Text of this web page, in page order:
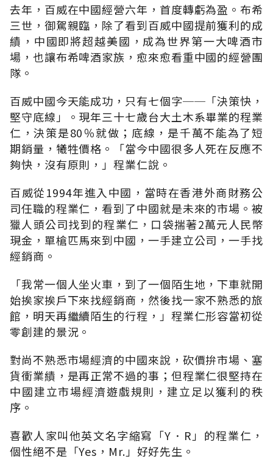
去年，百威在中國經營六年，首度轉虧為盈。布希
三世，御駕親臨，除了看到百威中國提前獲利的成
績，中國即將超越美國，成為世界第一大啤酒市
場，也讓布希啤酒家族，愈來愈看重中國的經營團
隊。
百威中國今天能成功，只有七個字──「決策快，
堅守底線」。現年三十七歲台大土木系畢業的程業
仁，決策是80％就做；底線，是千萬不能為了短
期銷量，犧牲價格。「當今中國很多人死在反應不
夠快，沒有原則，」程業仁說。
百威從1994年進入中國，當時在香港外商財務公
司任職的程業仁，看到了中國就是未來的市場。被
獵人頭公司找到的程業仁，口袋揣著2萬元人民幣
現金，單槍匹馬來到中國，一手建立公司，一手找
經銷商。
「我常一個人坐火車，到了一個陌生地，下車就開
始挨家挨戶下來找經銷商，然後找一家不熟悉的旅
館，明天再繼續陌生的行程，」程業仁形容當初從
零創建的景況。
對尚不熟悉市場經濟的中國來說，砍價拚市場、塞
貨衝業績，是再正常不過的事；但程業仁很堅持在
中國建立市場經濟遊戲規則，建立足以獲利的秩
序。
喜歡人家叫他英文名字縮寫「Y．R」的程業仁，
個性絕不是「Yes，Mr.」好好先生。